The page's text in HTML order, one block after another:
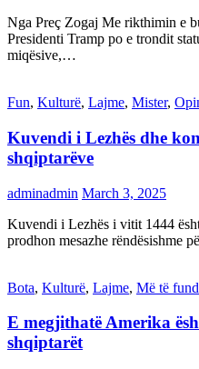
Nga Preç Zogaj Me rikthimin e
Presidenti Tramp po e trondit
miqësive,…
Fun, Kulturë, Lajme, Mister,
Kuvendi i Lezhës dhe
shqiptarëve
adminadmin March 3, 2025
Kuvendi i Lezhës i vitit 1444
prodhon mesazhe rëndësishme
Bota, Kulturë, Lajme, Më të
E megjithatë Amerika
shqiptarët